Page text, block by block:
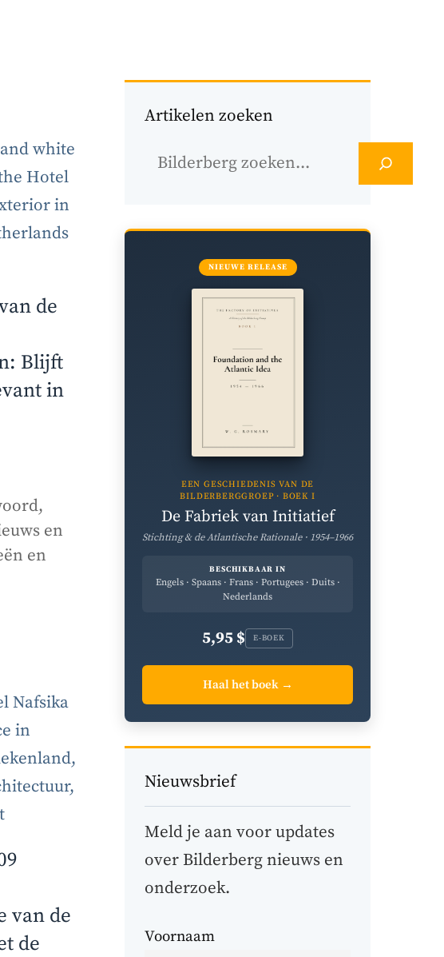
de
Blijft
in
,
en
en
van de
de
Artikelen zoeken
Zoek
NIEUWE RELEASE
EEN GESCHIEDENIS VAN DE
BILDERBERGGROEP · BOEK I
De Fabriek van Initiatief
Stichting & de Atlantische Rationale · 1954–1966
BESCHIKBAAR IN
Engels · Spaans · Frans · Portugees · Duits ·
Nederlands
5,95 $ E-BOEK
Haal het boek →
Nieuwsbrief
Meld je aan voor updates
over Bilderberg nieuws en
onderzoek.
Voornaam